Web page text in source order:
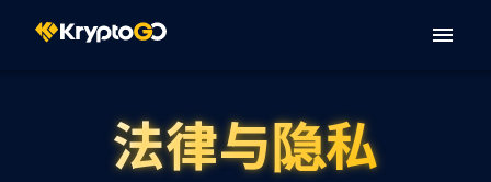
法律与隐私